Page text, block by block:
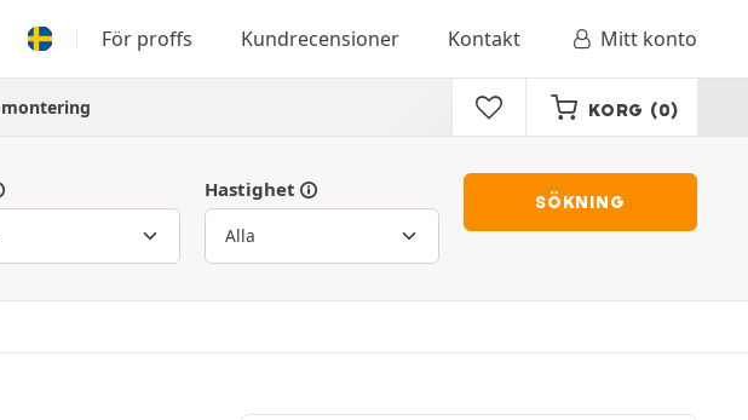
För proffs Kundrecensioner Kontakt Mitt konto
montering KORG (0)
Hastighet
SÖKNING